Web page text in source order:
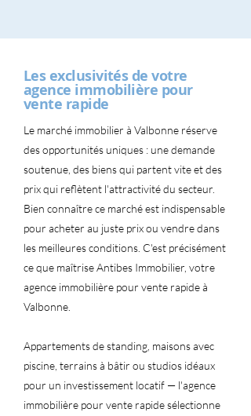
Les exclusivités de votre
agence immobilière pour
vente rapide
Le marché immobilier à Valbonne réserve
des opportunités uniques : une demande
soutenue, des biens qui partent vite et des
prix qui reflètent l'attractivité du secteur.
Bien connaître ce marché est indispensable
pour acheter au juste prix ou vendre dans
les meilleures conditions. C'est précisément
ce que maîtrise Antibes Immobilier, votre
agence immobilière pour vente rapide à
Valbonne.
Appartements de standing, maisons avec
piscine, terrains à bâtir ou studios idéaux
pour un investissement locatif — l'agence
immobilière pour vente rapide sélectionne